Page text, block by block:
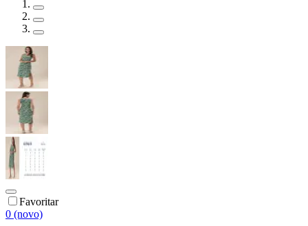
Favoritar
0 (novo)